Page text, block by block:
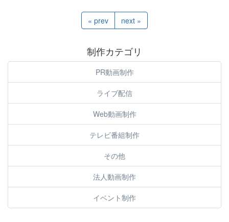
« prev next »
制作カテゴリ
PR動画制作
ライブ配信
Web動画制作
テレビ番組制作
その他
法人動画制作
イベント制作